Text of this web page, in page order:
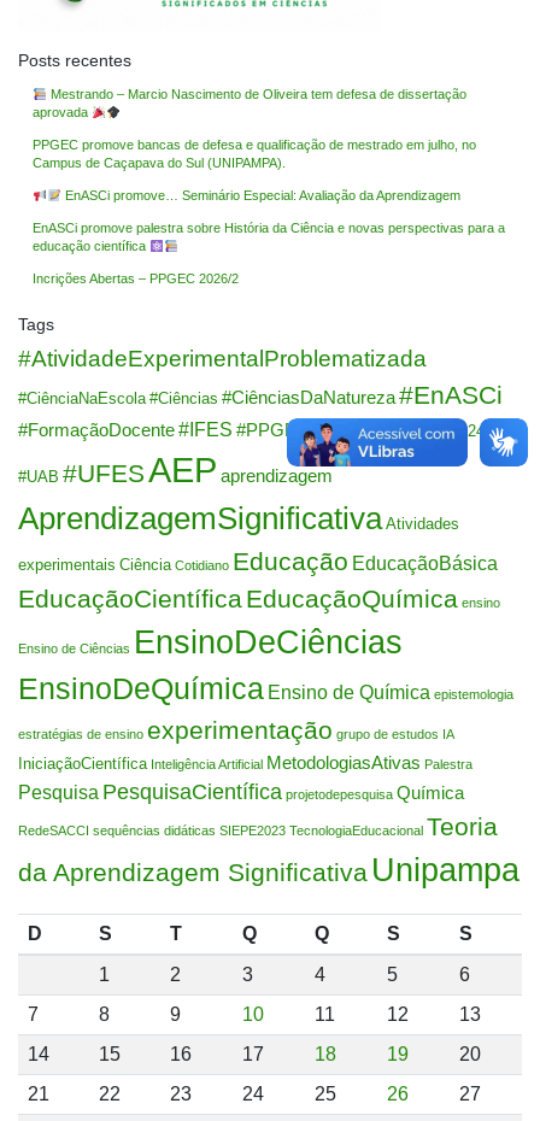
Posts recentes
Mestrando – Marcio Nascimento de Oliveira tem defesa de dissertação
aprovada
PPGEC promove bancas de defesa e qualificação de mestrado em julho, no
Campus de Caçapava do Sul (UNIPAMPA).
EnASCi promove… Seminário Especial: Avaliação da Aprendizagem
EnASCi promove palestra sobre História da Ciência e novas perspectivas para a
educação científica
Incrições Abertas – PPGEC 2026/2
Tags
#AtividadeExperimentalProblematizada
#CiênciaNaEscola #Ciências #CiênciasDaNatureza#EnASCi
#FormaçãoDocente#IFES #PPGECUnipampa #SIEPE2024
#UAB #UFESAEP aprendizagem
AprendizagemSignificativa Atividades
experimentais Ciência Cotidiano Educação EducaçãoBásica
EducaçãoCientíficaEducaçãoQuímica ensino
Ensino de Ciências EnsinoDeCiências
EnsinoDeQuímica Ensino de Química epistemologia
estratégias de ensino experimentação grupo de estudos IA
IniciaçãoCientífica Inteligência Artificial MetodologiasAtivas Palestra
Pesquisa PesquisaCientífica projetodepesquisa Química
RedeSACCI sequências didáticas SIEPE2023 TecnologiaEducacional Teoria
da Aprendizagem Significativa Unipampa
D S T Q Q S
S
1
2 3 4 5
6
7
8 9 10 11 12
13
14
15 16 17 18 19
20
21
22 23 24 25 26
27